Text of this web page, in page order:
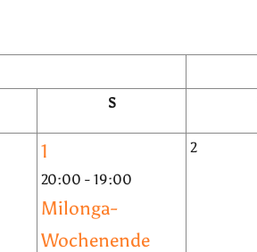
S
1
20:00 - 19:00
Milonga-
Wochenende
2